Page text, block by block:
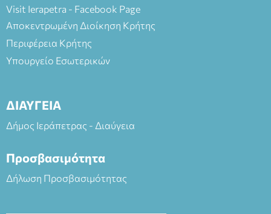
Visit Ierapetra - Facebook Page
Αποκεντρωμένη Διοίκηση Κρήτης
Περιφέρεια Κρήτης
Υπουργείο Εσωτερικών
ΔΙΑΥΓΕΙΑ
Δήμος Ιεράπετρας - Διαύγεια
Προσβασιμότητα
Δήλωση Προσβασιμότητας